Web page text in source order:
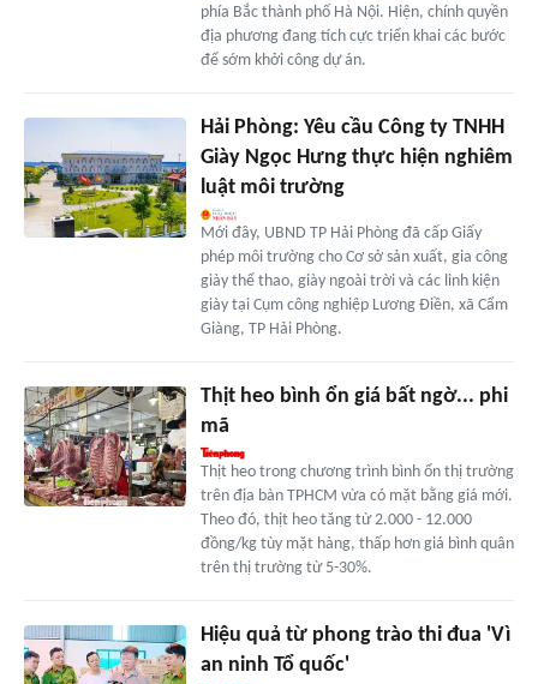
phía Bắc thành phố Hà Nội. Hiện, chính quyền
địa phương đang tích cực triển khai các bước
để sớm khởi công dự án.
Hải Phòng: Yêu cầu Công ty TNHH
Giày Ngọc Hưng thực hiện nghiêm
luật môi trường
Mới đây, UBND TP Hải Phòng đã cấp Giấy
phép môi trường cho Cơ sở sản xuất, gia công
giày thể thao, giày ngoài trời và các linh kiện
giày tại Cụm công nghiệp Lương Điền, xã Cẩm
Giàng, TP Hải Phòng.
Thịt heo bình ổn giá bất ngờ... phi
mã
Thịt heo trong chương trình bình ổn thị trường
trên địa bàn TPHCM vừa có mặt bằng giá mới.
Theo đó, thịt heo tăng từ 2.000 - 12.000
đồng/kg tùy mặt hàng, thấp hơn giá bình quân
trên thị trường từ 5-30%.
Hiệu quả từ phong trào thi đua 'Vì
an ninh Tổ quốc'